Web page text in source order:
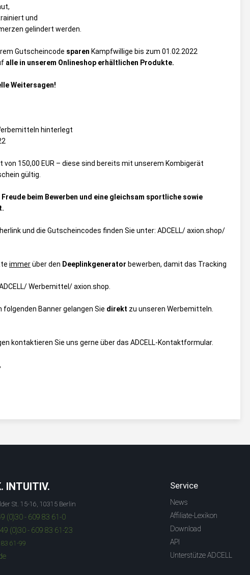
und
gelindert werden.
Gutscheincode sparen Kampfwillige bis zum 01.02.2022
alle in unserem Onlineshop erhältlichen Produkte.
Weitersagen!
hinterlegt
von 150,00 EUR – diese sind bereits mit unserem Kombigerät
gültig.
Freude beim Bewerben und eine gleichsam sportliche sowie
und die Gutscheincodes finden Sie unter: ADCELL/ axion.shop/
immerüber den Deeplinkgenerator bewerben, damit das Tracking
Werbemittel/ axion.shop
folgenden Banner gelangen Sie direkt zu unseren Werbemitteln.
kontaktieren Sie uns gerne über das ADCELL-Kontaktformular.
INTUITIV.
St. 15-16, 10315 Berlin
(0)30 - 609 83 61-0
(0)30 - 609 83 61-23
61-99
Service
News
Affiliate-Lexikon
Download
API
Unterstütze ADCELL